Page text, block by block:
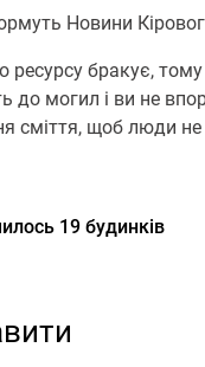
Новини
ресурсу бракує,
до могил і ви не
сміття, щоб люди
19 будинків